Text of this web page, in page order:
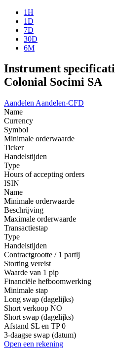
1H
1D
7D
30D
6M
Instrument
Colonial Socimi SA
Aandelen Aandelen-CFD
Name
Currency
Symbol
Minimale orderwaarde
Ticker
Handelstijden
Type
Hours of accepting orders
ISIN
Name
Minimale orderwaarde
Beschrijving
Maximale orderwaarde
Transactiestap
Type
Handelstijden
Contractgrootte / 1 partij
Storting vereist
Waarde van 1 pip
Financiële hefboomwerking
Minimale stap
Long swap (dagelijks)
Short verkoop NO
Short swap (dagelijks)
Afstand SL en TP 0
3-daagse swap (datum)
Open een rekening